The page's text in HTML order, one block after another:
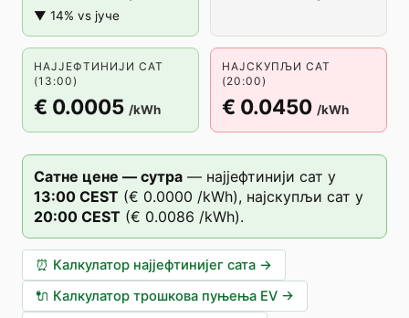
▼ 14% vs јуче
НАЈЈЕФТИНИЈИ САТ
(13:00)
€ 0.0005 /kWh
НАЈСКУПЉИ САТ
(20:00)
€ 0.0450 /kWh
Сатне цене — сутра — најјефтинији сат у
13:00 CEST (€ 0.0000 /kWh), најскупљи сат у
20:00 CEST (€ 0.0086 /kWh).
⏰ Калкулатор најјефтинијег сата →
🔌 Калкулатор трошкова пуњења EV →